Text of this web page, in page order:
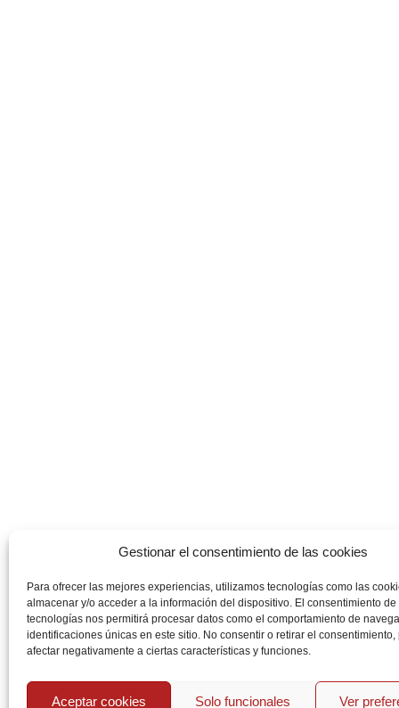
Gestionar el consentimiento de las cookies
Para ofrecer las mejores experiencias, utilizamos tecnologías como las
almacenar y/o acceder a la información del dispositivo. El consentimiento de
tecnologías nos permitirá procesar datos como el comportamiento de
identificaciones únicas en este sitio. No consentir o retirar el consentimiento,
afectar negativamente a ciertas características y funciones.
Aceptar cookies Solo funcionales Ver